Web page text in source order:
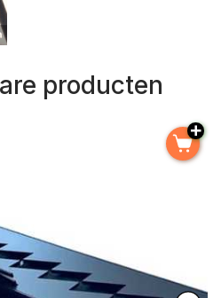
producten